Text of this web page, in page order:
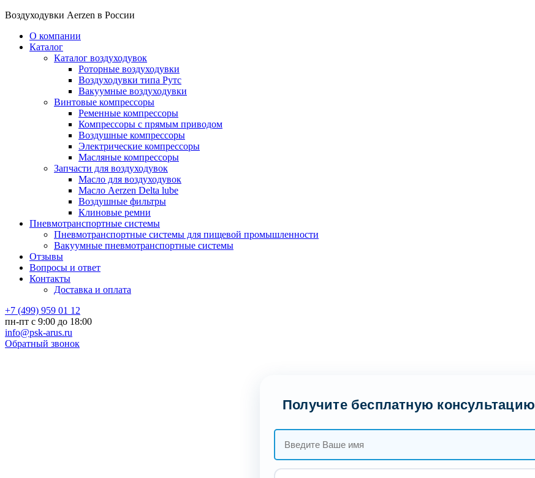
Воздуходувки Aerzen в России
О компании
Каталог
Каталог воздуходувок
Роторные воздуходувки
Воздуходувки типа Рутс
Вакуумные воздуходувки
Винтовые компрессоры
Ременные компрессоры
Компрессоры с прямым приводом
Воздушные компрессоры
Электрические компрессоры
Масляные компрессоры
Запчасти для воздуходувок
Масло для воздуходувок
Масло Aerzen Delta lube
Воздушные фильтры
Клиновые ремни
Пневмотранспортные системы
Пневмотранспортные системы для пищевой промышленности
Вакуумные пневмотранспортные системы
Отзывы
Вопросы и ответ
Контакты
Доставка и оплата
+7 (499) 959 01 12
пн-пт с 9:00 до 18:00
info@psk-arus.ru
Обратный звонок
Получите бесплатную консультацию